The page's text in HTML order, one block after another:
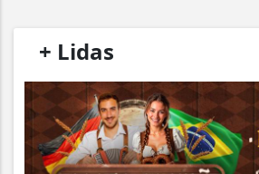
+ Lidas